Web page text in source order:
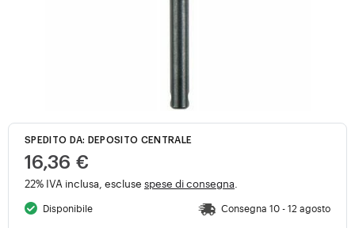
SPEDITO DA: DEPOSITO CENTRALE
16,36 €
22% IVA inclusa, escluse spese di consegna
Disponibile Consegna 10 - 12 agosto